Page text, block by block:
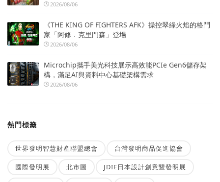
2026/08/06
《THE KING OF FIGHTERS AFK》操控翠綠火焰的格鬥
家「阿修．克里門森」登場
2026/08/06
Microchip攜手美光科技展示高效能PCIe Gen6儲存架
構，滿足AI與資料中心基礎架構需求
2026/08/06
熱門標籤
世界發明智慧財產聯盟總會 台灣發明商品促進協會
國際發明展 北市圖 JDIE日本設計創意暨發明展